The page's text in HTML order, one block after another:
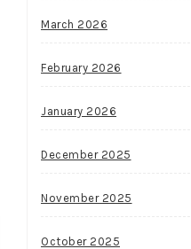
March 2026
February 2026
January 2026
December 2025
November 2025
October 2025